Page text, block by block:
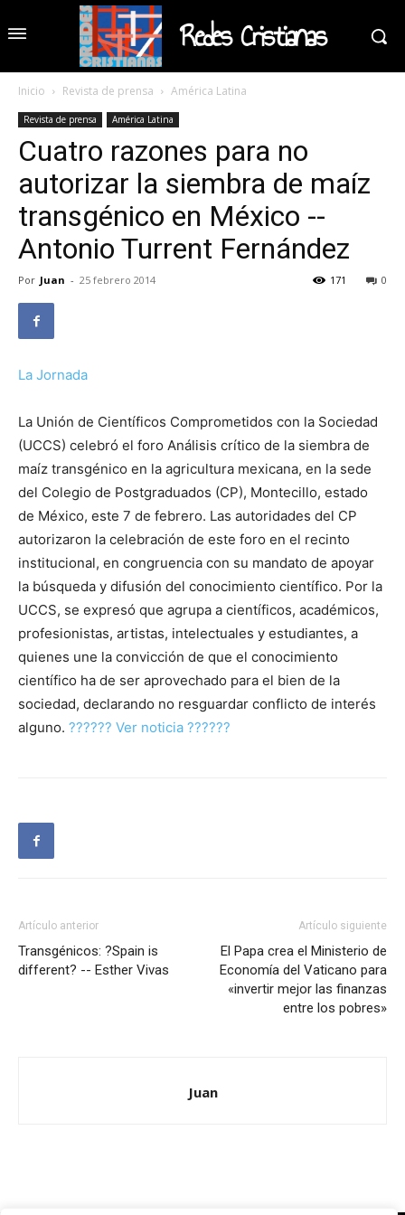
Redes Cristianas
Inicio Revista de prensa América Latina
Revista de prensa América Latina
Cuatro razones para no
autorizar la siembra de maíz
transgénico en México --
Antonio Turrent Fernández
Por Juan - 25 febrero 2014 0
171
La Jornada
La Unión de Científicos Comprometidos con la Sociedad
(UCCS) celebró el foro Análisis crítico de la siembra de
maíz transgénico en la agricultura mexicana, en la sede
del Colegio de Postgraduados (CP), Montecillo, estado
de México, este 7 de febrero. Las autoridades del CP
autorizaron la celebración de este foro en el recinto
institucional, en congruencia con su mandato de apoyar
la búsqueda y difusión del conocimiento científico. Por la
UCCS, se expresó que agrupa a científicos, académicos,
profesionistas, artistas, intelectuales y estudiantes, a
quienes une la convicción de que el conocimiento
científico ha de ser aprovechado para el bien de la
sociedad, declarando no resguardar conflicto de interés
alguno. ?????? Ver noticia ??????
Artículo anterior
Transgénicos: ?Spain is
different? -- Esther Vivas
Artículo siguiente
El Papa crea el Ministerio de
Economía del Vaticano para
«invertir mejor las finanzas
entre los pobres»
Juan